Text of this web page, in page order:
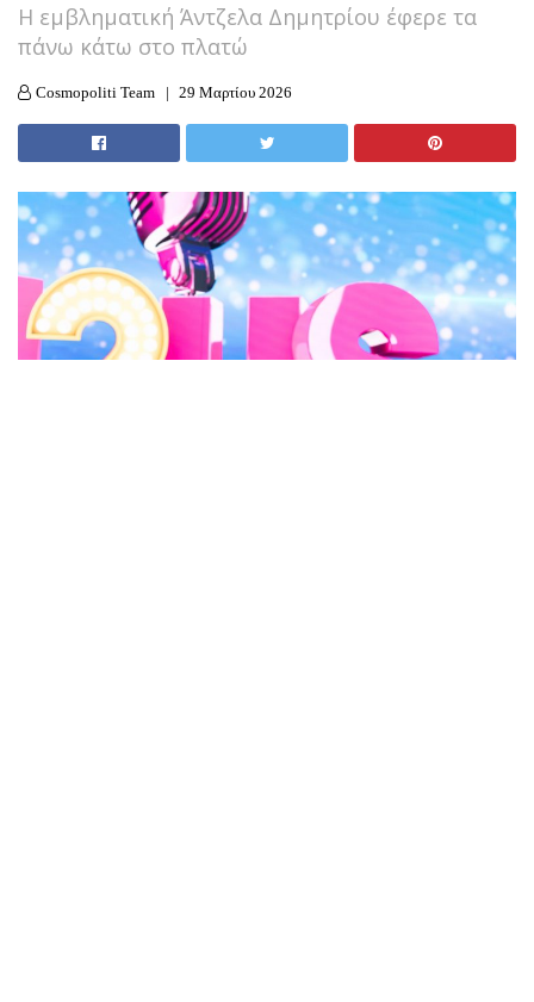
Η εμβληματική Άντζελα Δημητρίου έφερε τα
πάνω κάτω στο πλατώ
Cosmopoliti Team 29 Μαρτίου 2026